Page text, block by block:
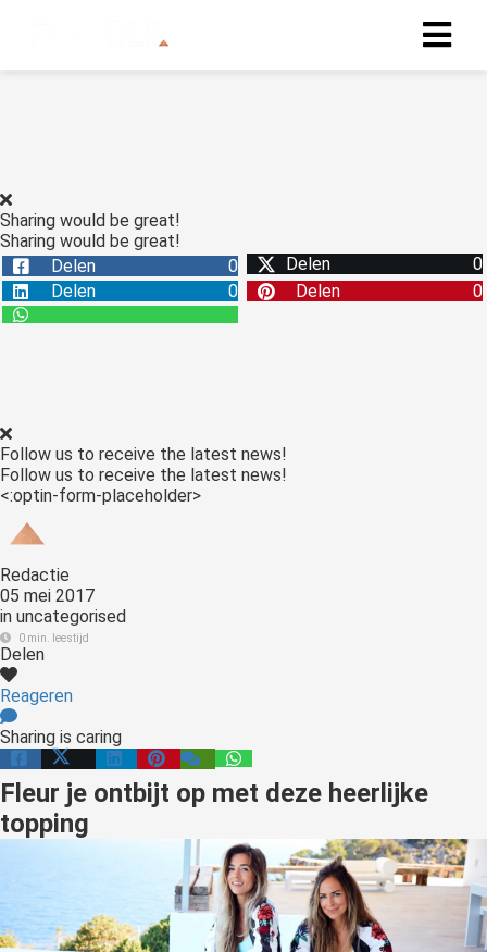
Sharing would be great!
Sharing would be great!
Delen
0 Delen
0
Delen
0 Delen 0
Follow us to receive the latest news!
Follow us to receive the latest news!
<:optin-form-placeholder>
Redactie
05 mei 2017
in uncategorised
0 min. leestijd
Delen
Reageren
Sharing is caring
Fleur je ontbijt op met deze heerlijke
topping